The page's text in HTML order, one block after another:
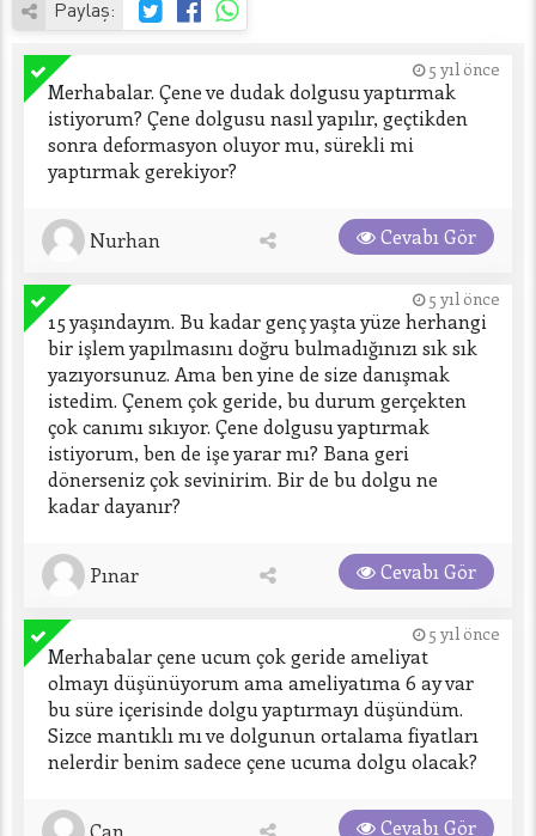
Paylaş:
5 yıl önce
Merhabalar. Çene ve dudak dolgusu yaptırmak
istiyorum? Çene dolgusu nasıl yapılır, geçtikden
sonra deformasyon oluyor mu, sürekli mi
yaptırmak gerekiyor?
Nurhan Cevabı Gör
5 yıl önce
15 yaşındayım. Bu kadar genç yaşta yüze herhangi
bir işlem yapılmasını doğru bulmadığınızı sık sık
yazıyorsunuz. Ama ben yine de size danışmak
istedim. Çenem çok geride, bu durum gerçekten
çok canımı sıkıyor. Çene dolgusu yaptırmak
istiyorum, ben de işe yarar mı? Bana geri
dönerseniz çok sevinirim. Bir de bu dolgu ne
kadar dayanır?
Pınar Cevabı Gör
5 yıl önce
Merhabalar çene ucum çok geride ameliyat
olmayı düşünüyorum ama ameliyatıma 6 ay var
bu süre içerisinde dolgu yaptırmayı düşündüm.
Sizce mantıklı mı ve dolgunun ortalama fiyatları
nelerdir benim sadece çene ucuma dolgu olacak?
Can Cevabı Gör